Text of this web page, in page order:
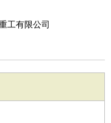
工有限公司